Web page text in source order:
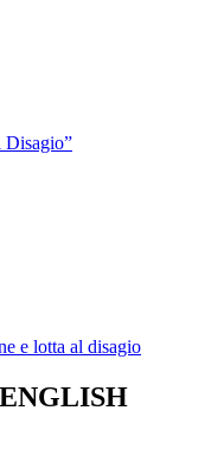
Disagio”
e lotta al disagio